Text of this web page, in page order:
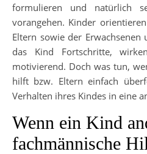
formulieren und natürlich
vorangehen. Kinder
Eltern sowie der
das Kind Fortschritte,
motivierend. Doch was tun,
hilft bzw. Eltern einfach
Verhalten ihres Kindes in eine
Wenn ein Kind
fachmännische